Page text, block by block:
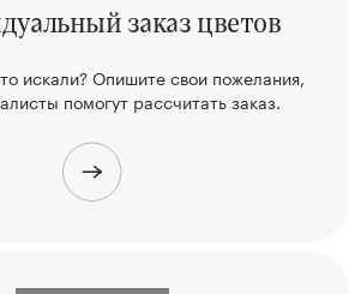
заказ цветов
искали? Опишите свои пожелания,
помогут рассчитать заказ.